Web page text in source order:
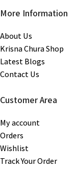
More Information
About Us
Krisna Chura Shop
Latest Blogs
Contact Us
Customer Area
My account
Orders
Wishlist
Track Your Order